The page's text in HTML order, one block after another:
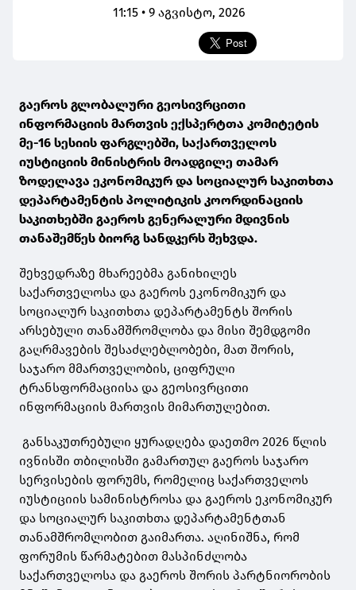
11:15 • 9 აგვისტო, 2026
გაეროს გლობალური გეოსივრცითი
ინფორმაციის მართვის ექსპერტთა კომიტეტის
მე-16 სესიის ფარგლებში, საქართველოს
იუსტიციის მინისტრის მოადგილე თამარ
ზოდელავა ეკონომიკურ და სოციალურ საკითხთა
დეპარტამენტის პოლიტიკის კოორდინაციის
საკითხებში გაეროს გენერალური მდივნის
თანაშემწეს ბიორგ სანდკერს შეხვდა.
შეხვედრაზე მხარეებმა განიხილეს
საქართველოსა და გაეროს ეკონომიკურ და
სოციალურ საკითხთა დეპარტამენტს შორის
არსებული თანამშრომლობა და მისი შემდგომი
გაღრმავების შესაძლებლობები, მათ შორის,
საჯარო მმართველობის, ციფრული
ტრანსფორმაციისა და გეოსივრცითი
ინფორმაციის მართვის მიმართულებით.
განსაკუთრებული ყურადღება დაეთმო 2026 წლის
ივნისში თბილისში გამართულ გაეროს საჯარო
სერვისების ფორუმს, რომელიც საქართველოს
იუსტიციის სამინისტროსა და გაეროს ეკონომიკურ
და სოციალურ საკითხთა დეპარტამენტთან
თანამშრომლობით გაიმართა. აღინიშნა, რომ
ფორუმის წარმატებით მასპინძლობა
საქართველოსა და გაეროს შორის პარტნიორობის